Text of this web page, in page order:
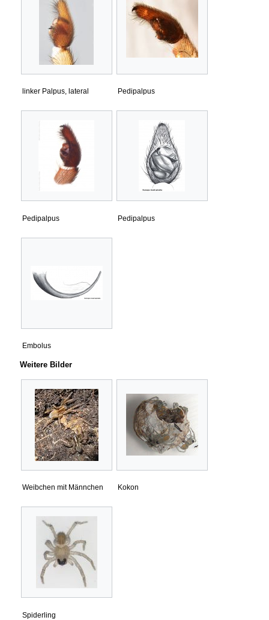
linker Palpus, lateral Pedipalpus
Pedipalpus Pedipalpus
Embolus
Weitere Bilder
Weibchen mit Männchen Kokon
Spiderling